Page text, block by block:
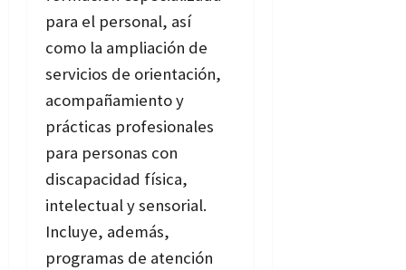
para el personal, así
como la ampliación de
servicios de orientación,
acompañamiento y
prácticas profesionales
para personas con
discapacidad física,
intelectual y sensorial.
Incluye, además,
programas de atención